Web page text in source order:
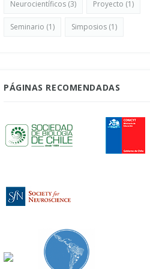
Neurocientíficos (3) Proyecto (1)
Seminario (1) Simposios (1)
PÁGINAS RECOMENDADAS